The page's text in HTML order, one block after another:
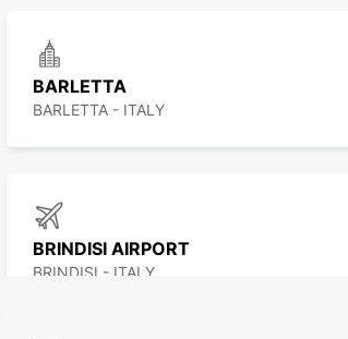
BARLETTA
BARLETTA - ITALY
BRINDISI AIRPORT
BRINDISI - ITALY